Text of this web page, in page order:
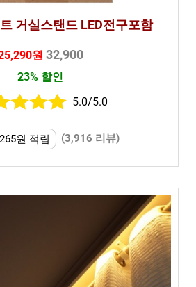
거실스탠드 LED전구포함
원32,900
23% 할인
5.0/5.0
원 적립 (3,916 리뷰)